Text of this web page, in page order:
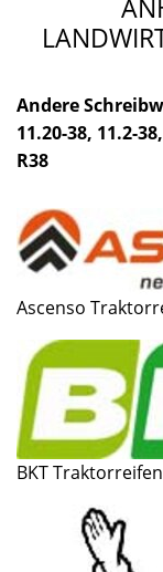
Andere
11.20-38, 11.2-
R38
Ascenso
BKT Traktorreifen